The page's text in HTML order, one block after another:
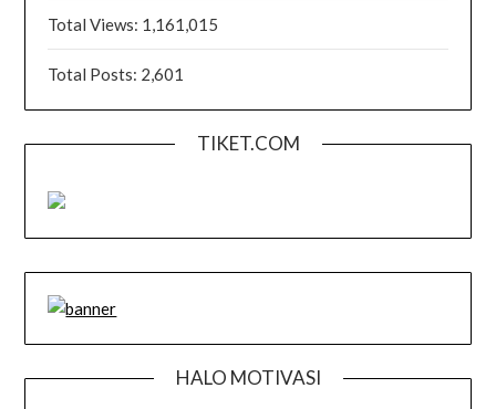
Total Views: 1,161,015
Total Posts: 2,601
TIKET.COM
HALO MOTIVASI